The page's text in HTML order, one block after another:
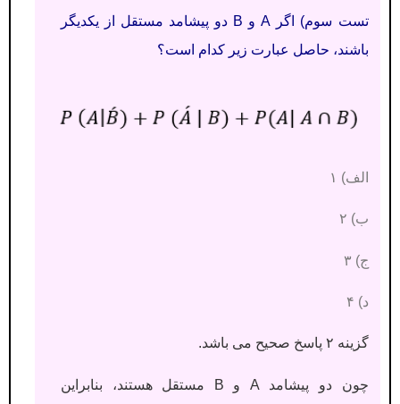
تست سوم) اگر A و B دو پیشامد مستقل از یکدیگر
باشند، حاصل عبارت زیر کدام است؟
الف) ۱
ب) ۲
ج) ۳
د) ۴
گزینه ۲ پاسخ صحیح می باشد.
چون دو پیشامد A و B مستقل هستند، بنابراین